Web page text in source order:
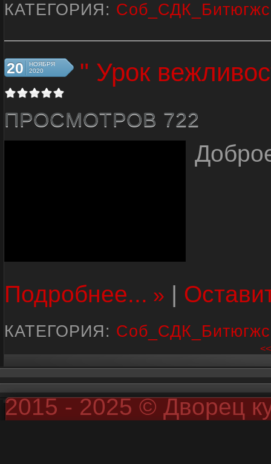
КАТЕГОРИЯ:
20
НОЯБРЯ
2020
" Урок
ПРОСМОТРОВ 722
Подробнее... |
КАТЕГОРИЯ:
<<
2015 - 2025 © Дворец